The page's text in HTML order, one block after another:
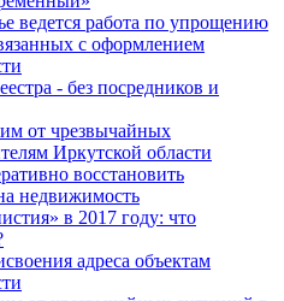
ведется работа по упрощению
с оформлением
- без посредников и
от чрезвычайных
Иркутской области
восстановить
недвижимость
в 2017 году: что
адреса объектам